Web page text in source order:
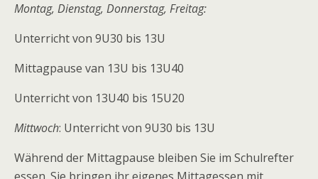
Montag, Dienstag, Donnerstag, Freitag:
Unterricht von 9U30 bis 13U
Mittagpause van 13U bis 13U40
Unterricht von 13U40 bis 15U20
Mittwoch: Unterricht von 9U30 bis 13U
Während der Mittagpause bleiben Sie im Schulrefter